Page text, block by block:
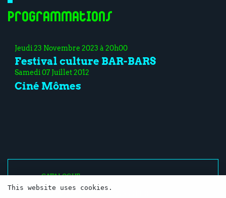
Programmations
Jeudi 23 Novembre 2023 à 20h00
Festival culture BAR-BARS
Samedi 07 Juillet 2012
Ciné Mômes
CATALOGUE
RESSOURCES
This website uses cookies.